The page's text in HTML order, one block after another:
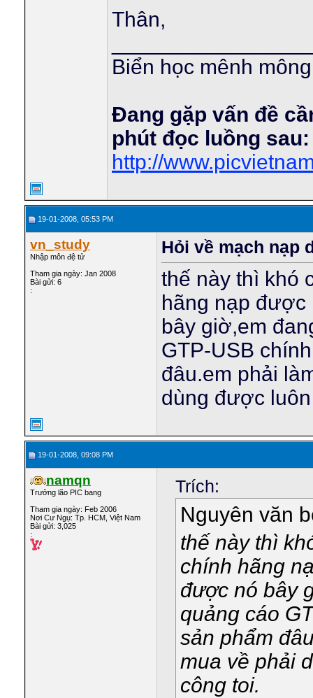
Thân,
Biển học mênh
Đang gặp vấn đề
phút đọc luồng sau:
http://
19-01-2008, 05:53 PM
vn_study
Nhập môn đệ tử
Tham gia ngày: Jan 2008
Bài gửi: 6
:
Hỏi về mạch nạp
thế này thì khó
hãng nạp
bây giờ,em
GTP-USB
đâu.em phải
dùng được
19-01-2008, 09:08 PM
namqn
Trưởng lão PIC bang
Tham gia ngày: Feb 2006
Nơi Cư Ngụ: Tp. HCM, Việt Nam
Bài gửi: 3,025
:
Trích:
Nguyên văn
thế này thì
chính hãng
được nó bây
quảng cáo
sản phẩm
mua về phải
công toi.